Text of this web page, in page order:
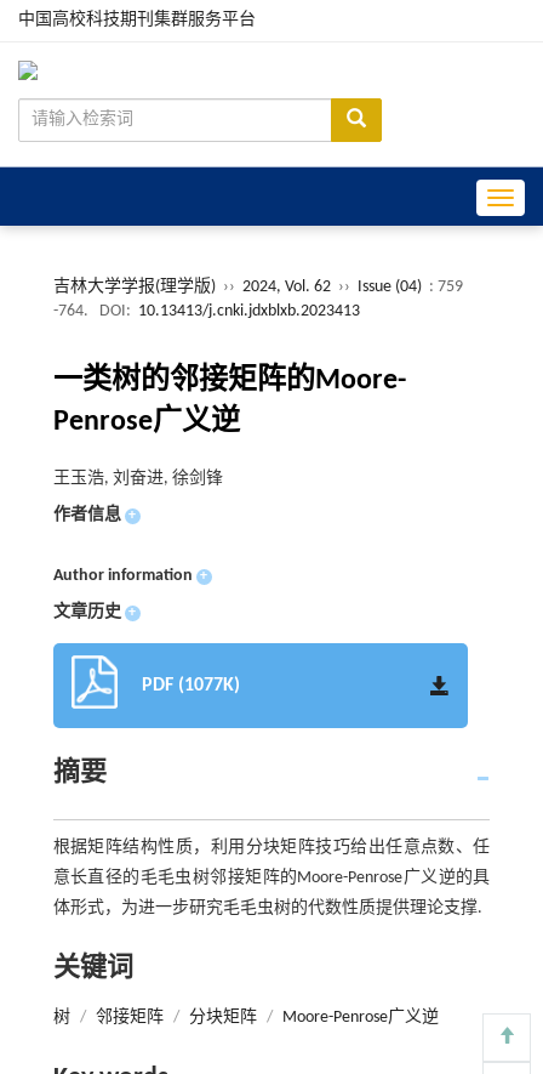
中国高校科技期刊集群服务平台
吉林大学学报(理学版) ›› 2024, Vol. 62 ›› Issue (04) : 759
-764.
DOI: 10.13413/j.cnki.jdxblxb.2023413
一类树的邻接矩阵的Moore-
Penrose广义逆
王玉浩, 刘奋进, 徐剑锋
作者信息 +
Author information +
文章历史 +
PDF (1077K)
摘要
根据矩阵结构性质，利用分块矩阵技巧给出任意点数、任
意长直径的毛毛虫树邻接矩阵的Moore-Penrose广义逆的具
体形式，为进一步研究毛毛虫树的代数性质提供理论支撑.
关键词
树 / 邻接矩阵 / 分块矩阵 / Moore-Penrose广义逆